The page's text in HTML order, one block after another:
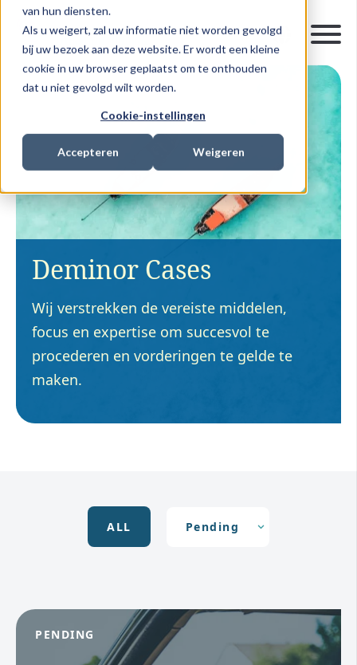
van hun diensten.
Als u weigert, zal uw informatie niet worden gevolgd
bij uw bezoek aan deze website. Er wordt een kleine
cookie in uw browser geplaatst om te onthouden
dat u niet gevolgd wilt worden.
Cookie-instellingen
Accepteren Weigeren
Deminor Cases
Wij verstrekken de vereiste middelen,
focus en expertise om succesvol te
procederen en vorderingen te gelde te
maken.
ALL
PENDING